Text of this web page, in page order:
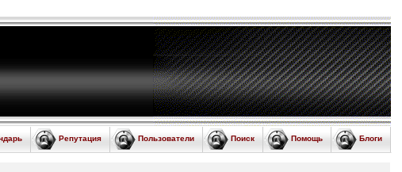
Блоги
Помощь
Поиск
Пользователи
Репутация